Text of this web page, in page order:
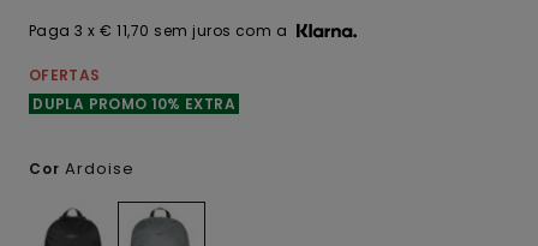
Paga 3 x € 11,70 sem juros com a
OFERTAS
DUPLA PROMO 10% EXTRA
Cor Ardoise